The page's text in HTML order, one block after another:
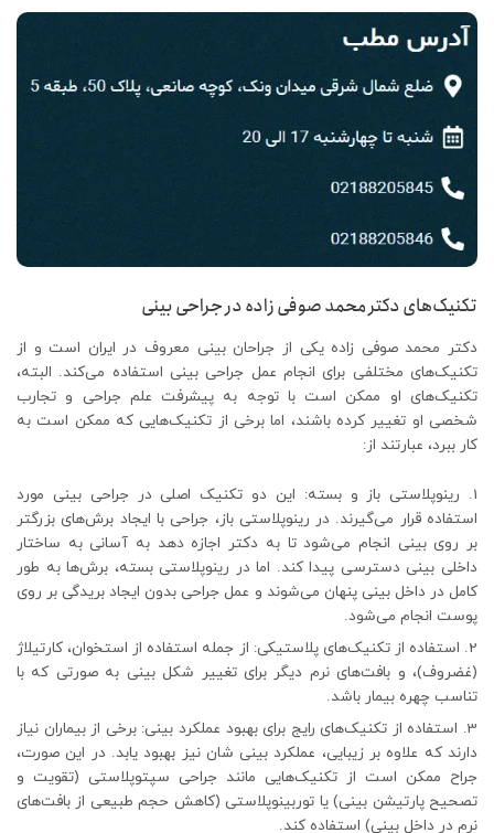
تکنیک‌های دکتر محمد صوفی زاده در جراحی بینی
دکتر محمد صوفی زاده یکی از جراحان بینی معروف در ایران است و از
تکنیک‌های مختلفی برای انجام عمل جراحی بینی استفاده می‌کند. البته،
تکنیک‌های او ممکن است با توجه به پیشرفت علم جراحی و تجارب
شخصی او تغییر کرده باشند، اما برخی از تکنیک‌هایی که ممکن است به
کار ببرد، عبارتند از:
رینوپلاستی باز و بسته: این دو تکنیک اصلی در جراحی بینی مورد
استفاده قرار می‌گیرند. در رینوپلاستی باز، جراحی با ایجاد برش‌های بزرگتر
بر روی بینی انجام می‌شود تا به دکتر اجازه دهد به آسانی به ساختار
داخلی بینی دسترسی پیدا کند. اما در رینوپلاستی بسته، برش‌ها به طور
کامل در داخل بینی پنهان می‌شوند و عمل جراحی بدون ایجاد بریدگی بر روی
پوست انجام می‌شود.
استفاده از تکنیک‌های پلاستیکی: از جمله استفاده از استخوان، کارتیلاژ
(غضروف)، و بافت‌های نرم دیگر برای تغییر شکل بینی به صورتی که با
تناسب چهره بیمار باشد.
استفاده از تکنیک‌های رایج برای بهبود عملکرد بینی: برخی از بیماران نیاز
دارند که علاوه بر زیبایی، عملکرد بینی شان نیز بهبود یابد. در این صورت،
جراح ممکن است از تکنیک‌هایی مانند جراحی سپتوپلاستی (تقویت و
تصحیح پارتیشن بینی) یا توربینوپلاستی (کاهش حجم طبیعی از بافت‌های
نرم در داخل بینی) استفاده کند.